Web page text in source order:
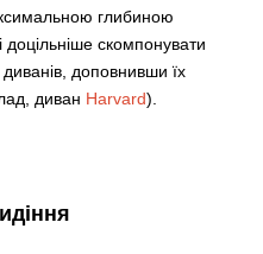
глибиною
доцільніше скомпонувати
доповнивши їх
диван Harvard).